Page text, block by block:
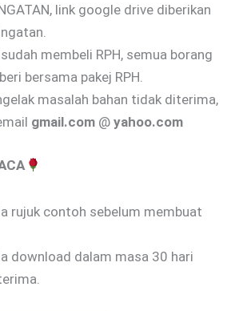
link google drive diberikan
membeli RPH, semua borang
bersama pakej RPH.
masalah bahan tidak diterima,
gmail.com @ yahoo.com
rujuk contoh sebelum membuat
download dalam masa 30 hari